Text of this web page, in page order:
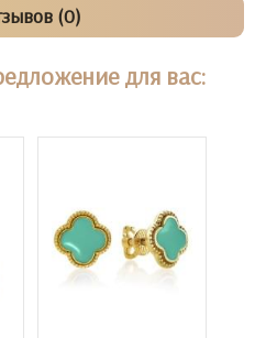
(0)
для вас: